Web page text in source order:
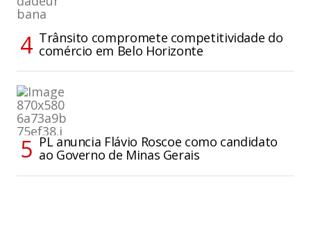
Trânsito compromete competitividade do
comércio em Belo Horizonte
PL anuncia Flávio Roscoe como candidato
ao Governo de Minas Gerais